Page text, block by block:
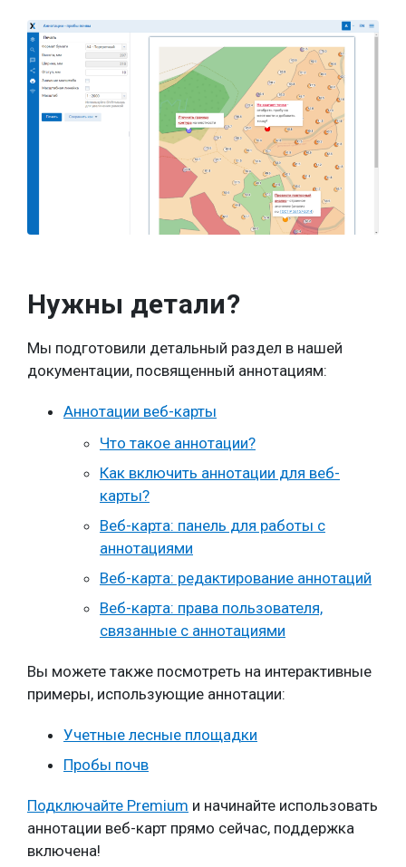
Нужны детали?
Мы подготовили детальный раздел в нашей
документации, посвященный аннотациям:
Аннотации веб-карты
Что такое аннотации?
Как включить аннотации для веб-
карты?
Веб-карта: панель для работы с
аннотациями
Веб-карта: редактирование аннотаций
Веб-карта: права пользователя,
связанные с аннотациями
Вы можете также посмотреть на интерактивные
примеры, использующие аннотации:
Учетные лесные площадки
Пробы почв
Подключайте Premium и начинайте использовать
аннотации веб-карт прямо сейчас, поддержка
включена!